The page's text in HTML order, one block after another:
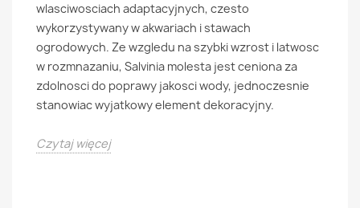
wlasciwosciach adaptacyjnych, czesto
wykorzystywany w akwariach i stawach
ogrodowych. Ze wzgledu na szybki wzrost i latwosc
w rozmnazaniu, Salvinia molesta jest ceniona za
zdolnosci do poprawy jakosci wody, jednoczesnie
stanowiac wyjatkowy element dekoracyjny.
Czytaj więcej